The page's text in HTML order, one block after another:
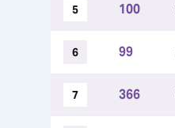
5 100
6 99
7 366